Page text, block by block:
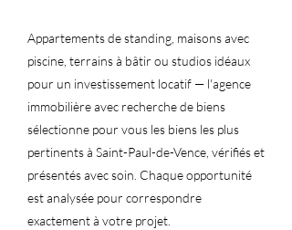
Appartements de standing, maisons avec
piscine, terrains à bâtir ou studios idéaux
pour un investissement locatif — l'agence
immobilière avec recherche de biens
sélectionne pour vous les biens les plus
pertinents à Saint-Paul-de-Vence, vérifiés et
présentés avec soin. Chaque opportunité
est analysée pour correspondre
exactement à votre projet.